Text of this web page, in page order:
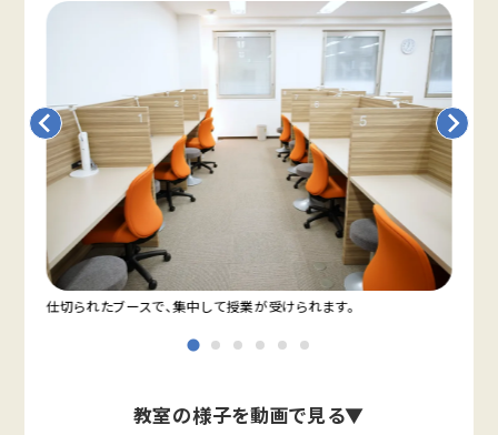
仕切られたブースで、集中して授業が受けられます。
教室の様子を動画で見る▼